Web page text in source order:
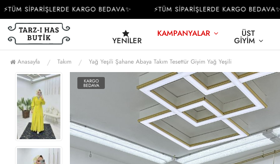
SİPARİŞLERDE KARGO BEDAVA✨ ⚡TÜM SİPARİŞLERDE KARGO BEDAVA✨
YENILER
KAMPANYALAR ÜST
GIYIM
Anasayfa Takım Yağ Yeşili Şahane Abaya Takım Tesettür Giyim Yağ Yeşili
KARGO
BEDAVA